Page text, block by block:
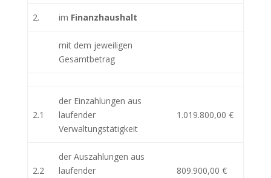
2. im Finanzhaushalt
mit dem jeweiligen
Gesamtbetrag
2.1
der Einzahlungen aus
laufender
Verwaltungstätigkeit
1.019.800,00 €
2.2
der Auszahlungen aus
laufender
809.900,00 €